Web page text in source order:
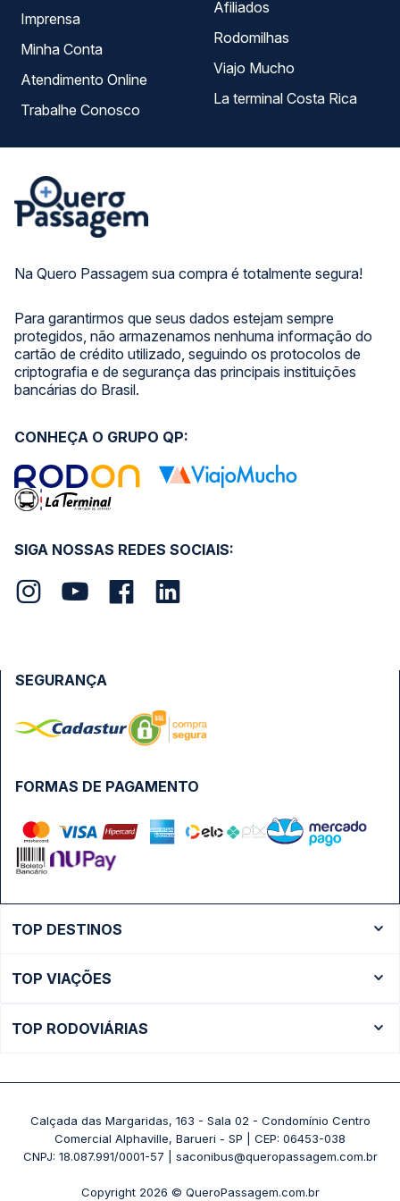
Na Quero Passagem sua compra é totalmente segura!
Para garantirmos que seus dados estejam sempre
protegidos, não armazenamos nenhuma informação do
cartão de crédito utilizado, seguindo os protocolos de
criptografia e de segurança das principais instituições
bancárias do Brasil.
Imprensa
Minha Conta
Atendimento Online
Trabalhe Conosco
Afiliados
Rodomilhas
Viajo Mucho
La terminal Costa Rica
SIGA NOSSAS REDES SOCIAIS:
CONHEÇA O GRUPO QP:
FORMAS DE PAGAMENTO
SEGURANÇA
TOP DESTINOS
Ônibus São Paulo
TOP VIAÇÕES
Passagens Pássaro Marron
+ Viações
TOP RODOVIÁRIAS
Rodoviária Belo Horizonte - Gov. Israel Pinheiro (Tergip)
Rodoviária Curitiba
Calçada das Margaridas, 163 - Sala 02 - Condomínio Centro
Comercial Alphaville, Barueri - SP | CEP: 06453-038
CNPJ: 18.087.991/0001-57 | saconibus@queropassagem.com.br
Copyright 2026 © QueroPassagem.com.br